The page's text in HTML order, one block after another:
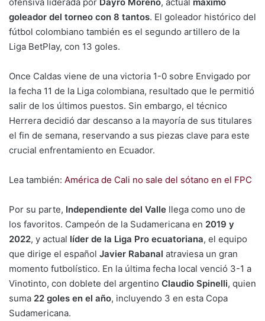
goleador del torneo con 8 tantos. El goleador histórico del
fútbol colombiano también es el segundo artillero de la
Liga BetPlay, con 13 goles.
Once Caldas viene de una victoria 1-0 sobre Envigado por
la fecha 11 de la Liga colombiana, resultado que le permitió
salir de los últimos puestos. Sin embargo, el técnico
Herrera decidió dar descanso a la mayoría de sus titulares
el fin de semana, reservando a sus piezas clave para este
crucial enfrentamiento en Ecuador.
Lea también: América de Cali no sale del sótano en el FPC
Por su parte, Independiente del Valle llega como uno de
los favoritos. Campeón de la Sudamericana en 2019 y
2022, y actual líder de la Liga Pro ecuatoriana, el equipo
que dirige el español Javier Rabanal atraviesa un gran
momento futbolístico. En la última fecha local venció 3-1 a
Vinotinto, con doblete del argentino Claudio Spinelli, quien
suma 22 goles en el año, incluyendo 3 en esta Copa
Sudamericana.